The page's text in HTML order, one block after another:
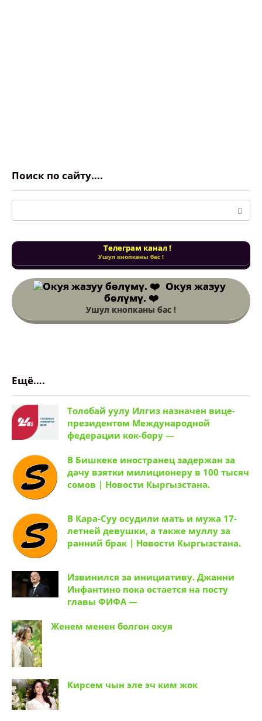
Поиск по сайту….
Поиск:
Телеграм канал !
Ушул кнопканы бас !
Окуя жазуу
бөлүмү. ❤️
Ушул кнопканы бас !
Ещё….
Толобай уулу Илгиз назначен вице-
президентом Международной
федерации кок-бору —
В Бишкеке иностранец задержан за
дачу взятки милиционеру в 100 тысяч
сомов | Новости Кыргызстана.
В Кара-Суу осудили мать и мужа 17-
летней девушки, а также муллу за
ранний брак | Новости Кыргызстана.
Извинился за инициативу. Джанни
Инфантино пока остается на посту
главы ФИФА —
Женем менен болгон окуя
Кирсем чын эле эч ким жок